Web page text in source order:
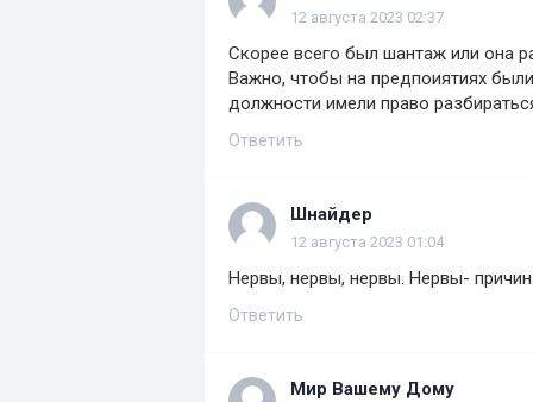
12 августа 2023 02:37
Скорее всего был шантаж или она
Важно, чтобы на предпоиятиях
должности имели право
Ответить
Шнайдер
12 августа 2023 01:04
Нервы, нервы, нервы. Нервы-
Ответить
Мир Вашему Дому